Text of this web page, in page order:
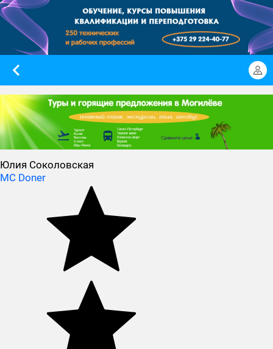
Юлия Соколовская
MC Doner